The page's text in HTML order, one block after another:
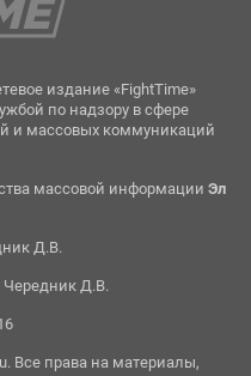
издание «FightTime»
по надзору в сфере
и массовых коммуникаций
массовой информации Эл
Д.В.
Чередник Д.В.
Все права на материалы,